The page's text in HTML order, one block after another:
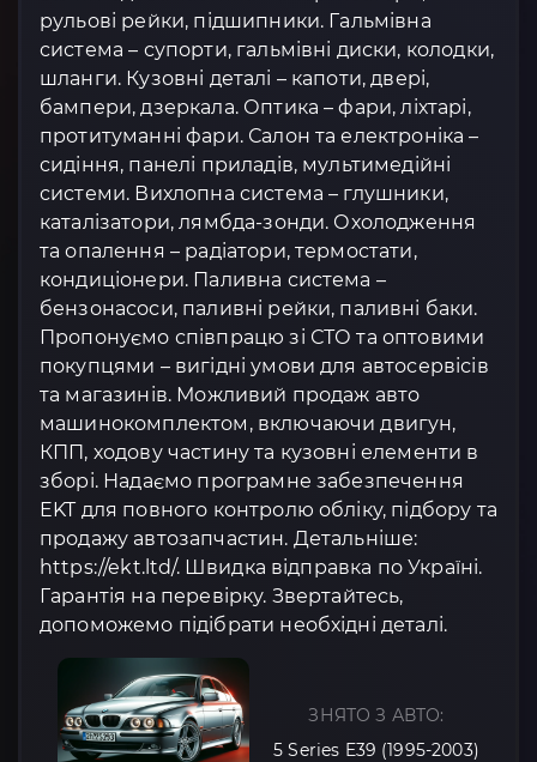
рульові рейки, підшипники. Гальмівна
система – супорти, гальмівні диски, колодки,
шланги. Кузовні деталі – капоти, двері,
бампери, дзеркала. Оптика – фари, ліхтарі,
протитуманні фари. Салон та електроніка –
сидіння, панелі приладів, мультимедійні
системи. Вихлопна система – глушники,
каталізатори, лямбда-зонди. Охолодження
та опалення – радіатори, термостати,
кондиціонери. Паливна система –
бензонасоси, паливні рейки, паливні баки.
Пропонуємо співпрацю зі СТО та оптовими
покупцями – вигідні умови для автосервісів
та магазинів. Можливий продаж авто
машинокомплектом, включаючи двигун,
КПП, ходову частину та кузовні елементи в
зборі. Надаємо програмне забезпечення
EKT для повного контролю обліку, підбору та
продажу автозапчастин. Детальніше:
https://ekt.ltd/. Швидка відправка по Україні.
Гарантія на перевірку. Звертайтесь,
допоможемо підібрати необхідні деталі.
ЗНЯТО З АВТО:
5 Series E39 (1995-2003)